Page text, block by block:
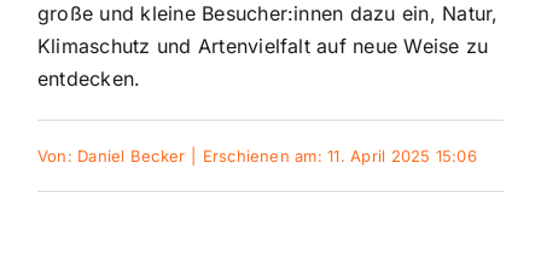
Galerie
Polizeimeldungen
große und kleine Besucher:innen dazu ein, Natur,
Klimaschutz und Artenvielfalt auf neue Weise zu
entdecken.
Von: Daniel Becker Erschienen am: 11. April 2025 15:06